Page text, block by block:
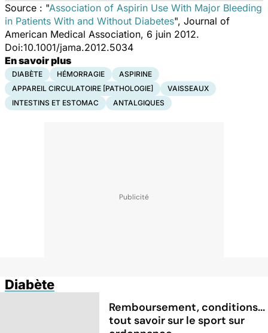
Source : "Association of Aspirin Use With Major Bleeding
in Patients With and Without Diabetes", Journal of
American Medical Association, 6 juin 2012.
Doi:10.1001/jama.2012.5034
En savoir plus
DIABÈTE HÉMORRAGIE
ASPIRINE
APPAREIL CIRCULATOIRE [PATHOLOGIE]
VAISSEAUX
INTESTINS ET ESTOMAC
ANTALGIQUES
Diabète
Remboursement, conditions...
tout savoir sur le sport sur